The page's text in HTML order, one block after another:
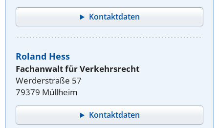
Kontaktdaten
Roland Hess
Fachanwalt für Verkehrsrecht
Werderstraße 57
79379 Müllheim
Kontaktdaten